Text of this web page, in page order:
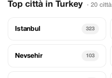
Top città in Turkey · 20 città
Istanbul 323
Nevsehir 103